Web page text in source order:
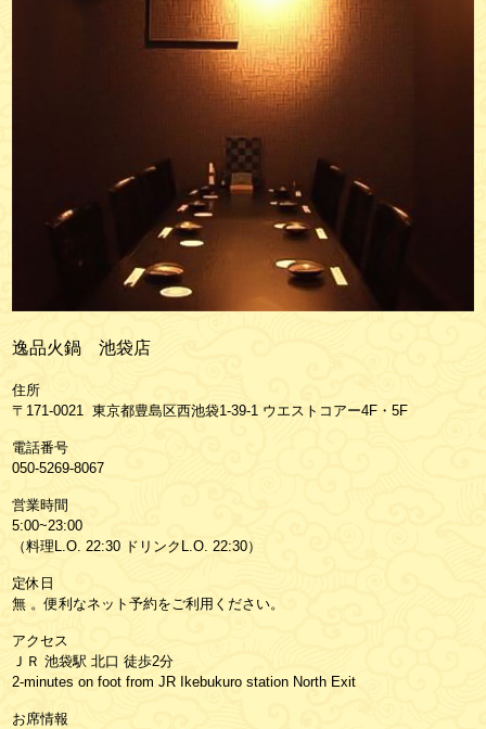
逸品火鍋 池袋店
住所
〒171-0021 東京都豊島区西池袋1-39-1 ウエストコアー4F・5F
電話番号
050-5269-8067
営業時間
5:00~23:00
（料理L.O. 22:30 ドリンクL.O. 22:30）
定休日
無 。便利なネット予約をご利用ください。
アクセス
ＪＲ 池袋駅 北口 徒歩2分
2-minutes on foot from JR Ikebukuro station North Exit
お席情報